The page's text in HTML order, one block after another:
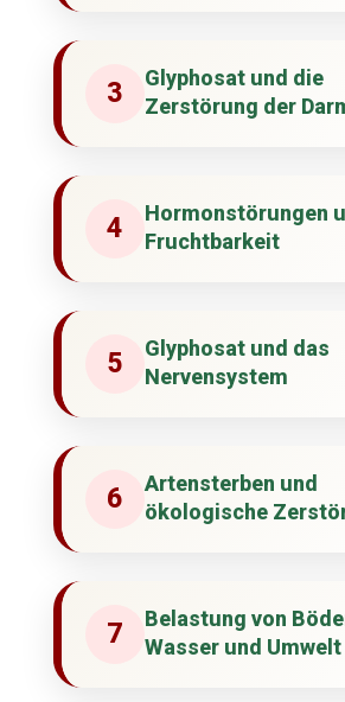
3
Glyphosat und die
Zerstörung der
4
Hormonstörungen
Fruchtbarkeit
5
Glyphosat und das
Nervensystem
6
Artensterben und
ökologische
7
Belastung von
Wasser und Umwelt